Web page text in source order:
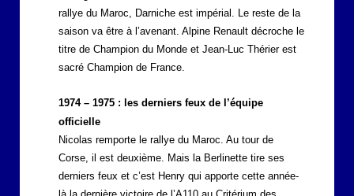
rallye du Maroc, Darniche est impérial. Le reste de la
saison va être à l’avenant. Alpine Renault décroche le
titre de Champion du Monde et Jean-Luc Thérier est
sacré Champion de France.
1974 – 1975 : les derniers feux de l’équipe
officielle
Nicolas remporte le rallye du Maroc. Au tour de
Corse, il est deuxième. Mais la Berlinette tire ses
derniers feux et c’est Henry qui apporte cette année-